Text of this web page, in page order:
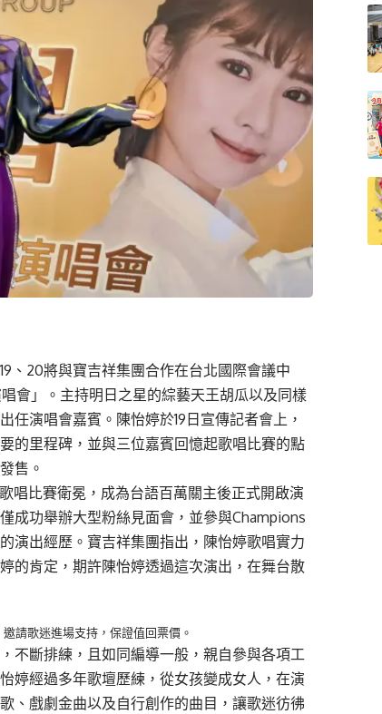
、20將與寶吉祥集團合作在台北國際會議中
會」。主持明日之星的綜藝天王胡瓜以及同樣
演唱會嘉賓。陳怡婷於19日宣傳記者會上，
的里程碑，並與三位嘉賓回憶起歌唱比賽的點
售。
唱比賽衛冕，成為台語百萬關主後正式開啟演
成功舉辦大型粉絲見面會，並參與Champions
演出經歷。寶吉祥集團指出，陳怡婷歌唱實力
的肯定，期許陳怡婷透過這次演出，在舞台散
請歌迷進場支持，保證值回票價。
不斷排練，且如同編導一般，親自參與各項工
婷經過多年歌壇歷練，從女孩變成女人，在演
、戲劇金曲以及自行創作的曲目，讓歌迷彷彿